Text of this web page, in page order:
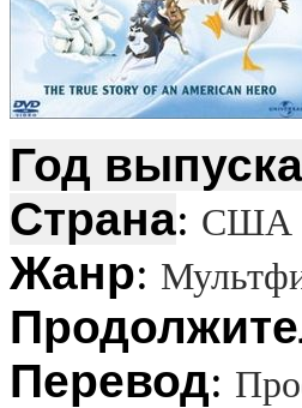
Год выпуска
Страна: США
Жанр:
Перевод: